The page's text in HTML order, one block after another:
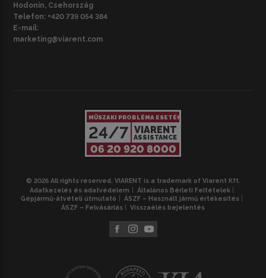
Hodonín, Csehország
Telefon: +420 739 054 384
E-mail:
marketing@viarent.com
MŰSZAKI PROBLÉMA ESETÉN
24/7 VIARENT
ASSISTANCE
06 20 920 8000
© 2026 All rights reserved. VIARENT is a trademark of Viarent Kft.
Adatkezelés és adatvédelem
Általános Bérleti Feltételek
Gépjármű-átvételi útmutató
ÁSZF – Használt jármű értékesítés
ÁSZF – Felvásárlás
Visszaélés bejelentés